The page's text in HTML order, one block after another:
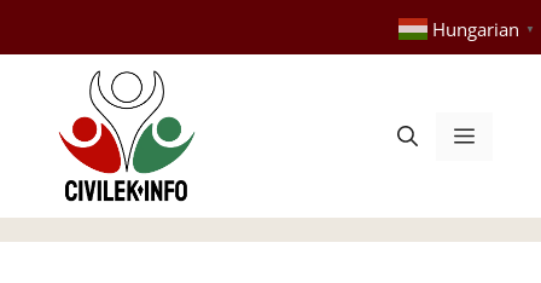
tartalomba
Hungarian ▼
Menü